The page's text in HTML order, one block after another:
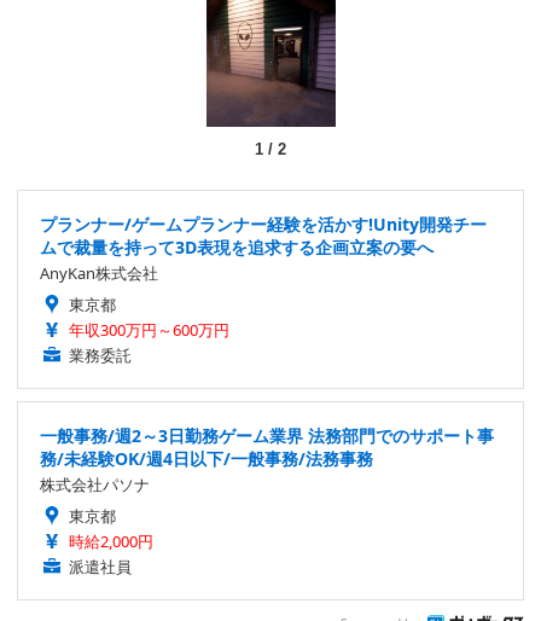
1/ 2
プランナー/ゲームプランナー経験を活かす!Unity開発チー
ムで裁量を持って3D表現を追求する企画立案の要へ
AnyKan株式会社
東京都
年収300万円～600万円
業務委託
一般事務/週2～3日勤務ゲーム業界 法務部門でのサポート事
務/未経験OK/週4日以下/一般事務/法務事務
株式会社パソナ
東京都
時給2,000円
派遣社員